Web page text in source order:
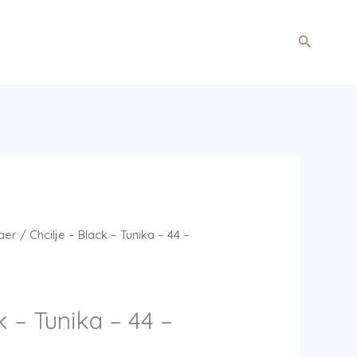
Søg
/ Chcilje – Black – Tunika – 44 –
– Tunika – 44 –